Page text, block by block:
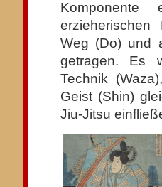
Komponente
erzieherischen
Weg (Do) und
getragen. Es
Technik
Geist (Shin)
Jiu-Jitsu